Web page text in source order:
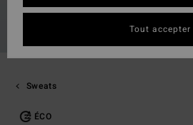
Sweats
ÉCO
Tout accepter